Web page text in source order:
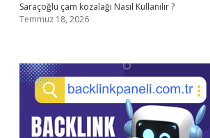
Saraçoğlu çam kozalağı Nasıl Kullanılır ?
Temmuz 18, 2026